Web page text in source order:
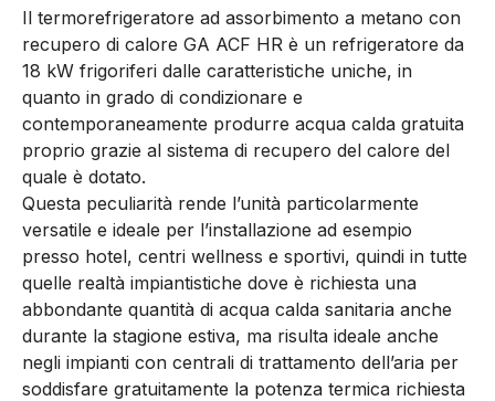
Il termorefrigeratore ad assorbimento a metano con
recupero di calore GA ACF HR è un refrigeratore da
18 kW frigoriferi dalle caratteristiche uniche, in
quanto in grado di condizionare e
contemporaneamente produrre acqua calda gratuita
proprio grazie al sistema di recupero del calore del
quale è dotato.
Questa peculiarità rende l’unità particolarmente
versatile e ideale per l’installazione ad esempio
presso hotel, centri wellness e sportivi, quindi in tutte
quelle realtà impiantistiche dove è richiesta una
abbondante quantità di acqua calda sanitaria anche
durante la stagione estiva, ma risulta ideale anche
negli impianti con centrali di trattamento dell’aria per
soddisfare gratuitamente la potenza termica richiesta